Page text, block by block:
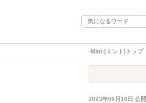
-Mint-[ミント]トップ
2023年09月16日 公開